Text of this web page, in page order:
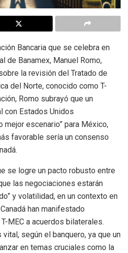
Bancaria que se celebra en
de Banamex, Manuel Romo,
la revisión del Tratado de
del Norte, conocido como T-
Romo subrayó que un
con Estados Unidos
mejor escenario” para México,
favorable sería un consenso
se logre un pacto robusto entre
las negociaciones estarán
y volatilidad, en un contexto en
han manifestado
MEC a acuerdos bilaterales.
según el banquero, ya que un
en temas cruciales como la